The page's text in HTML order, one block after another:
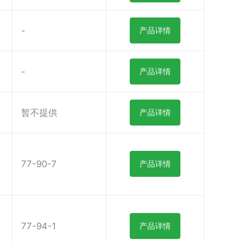
- 产品详情
- 产品详情
暂不提供 产品详情
77-90-7 产品详情
77-94-1 产品详情